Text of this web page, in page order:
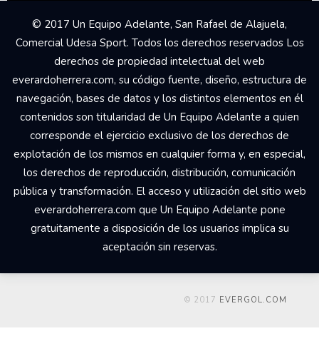
© 2017 Un Equipo Adelante, San Rafael de Alajuela,
Comercial Udesa Sport. Todos los derechos reservados Los
derechos de propiedad intelectual del web
everardoherrera.com, su código fuente, diseño, estructura de
navegación, bases de datos y los distintos elementos en él
contenidos son titularidad de Un Equipo Adelante a quien
corresponde el ejercicio exclusivo de los derechos de
explotación de los mismos en cualquier forma y, en especial,
los derechos de reproducción, distribución, comunicación
pública y transformación. El acceso y utilización del sitio web
everardoherrera.com que Un Equipo Adelante pone
gratuitamente a disposición de los usuarios implica su
aceptación sin reservas.
© 2017 EVERGOL.COM